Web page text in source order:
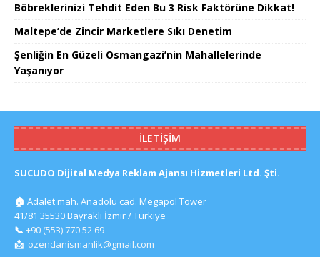
Böbreklerinizi Tehdit Eden Bu 3 Risk Faktörüne Dikkat!
Maltepe’de Zincir Marketlere Sıkı Denetim
Şenliğin En Güzeli Osmangazi’nin Mahallelerinde
Yaşanıyor
İLETIŞIM
SUCUDO Dijital Medya Reklam Ajansı Hizmetleri Ltd. Şti.
🏠 Adalet mah. Anadolu cad. Megapol Tower
41/81 35530 Bayraklı İzmir / Türkiye
📞 +90 (553) 770 52 69
📩 ozendanismanlik@gmail.com